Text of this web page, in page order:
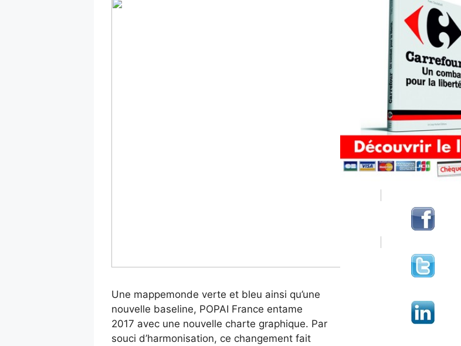
Une mappemonde verte et bleu ainsi qu’une
nouvelle baseline, POPAI France entame
2017 avec une nouvelle charte graphique. Par
souci d’harmonisation, ce changement fait